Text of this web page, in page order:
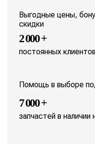
Выгодные цены,
скидки
2 000 +
постоянных
Помощь в выборе
7 000 +
запчастей в наличии